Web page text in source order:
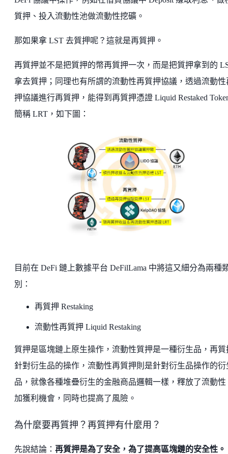
質押、投入流動性池做流動性挖礦。
那如果拿 LST 去質押呢？這就是再質押。
再質押並不是把質押的幣再質押一次，而是把質押拿到的
拿去質押；同理也有所謂的流動性再質押協議，透過流動性
押協議進行再質押，能得到再質押憑證 Liquid Restaked
簡稱 LRT，如下圖：
目前在 DeFi 鏈上數據平台 DeFilLama 中將這又細分為兩種
別：
再質押 Restaking
流動性再質押 Liquid Restaking
質押是區塊鏈上原生操作，流動性質押是一種衍生品，再質
針對衍生品的操作，流動性再質押則是針對衍生品操作的衍
品，就像各種堆疊衍生的金融商品邏輯一樣，釋放了流動性
加獲利機會，同時也提高了風險。
為什麼要再質押？再質押有什麼用？
先說結論： 再質押是為了安全，為了提高區塊鏈的安全性。